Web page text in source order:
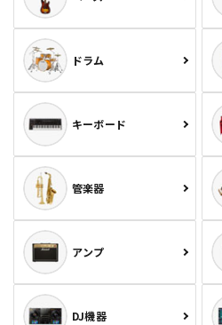
ドラム
キーボード
管楽器
アンプ
DJ機器